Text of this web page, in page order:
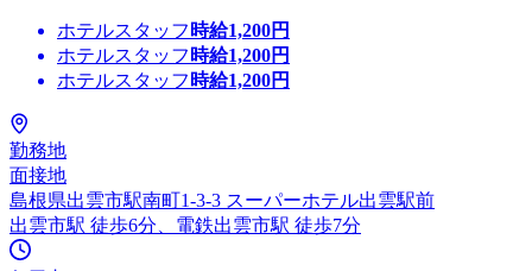
ホテルスタッフ 時給1,200円
ホテルスタッフ 時給1,200円
ホテルスタッフ 時給1,200円
勤務地
面接地
島根県出雲市駅南町1-3-3 スーパーホテル出雲駅前
出雲市駅 徒歩6分、電鉄出雲市駅 徒歩7分